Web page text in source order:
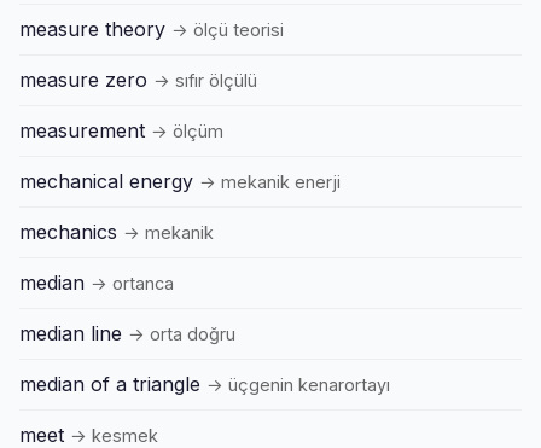
measure theory → ölçü teorisi
measure zero → sıfır ölçülü
measurement → ölçüm
mechanical energy → mekanik enerji
mechanics → mekanik
median → ortanca
median line → orta doğru
median of a triangle → üçgenin kenarortayı
meet → kesmek